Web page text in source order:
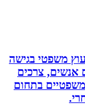
משפטי בגישה
צרכים
בתחום